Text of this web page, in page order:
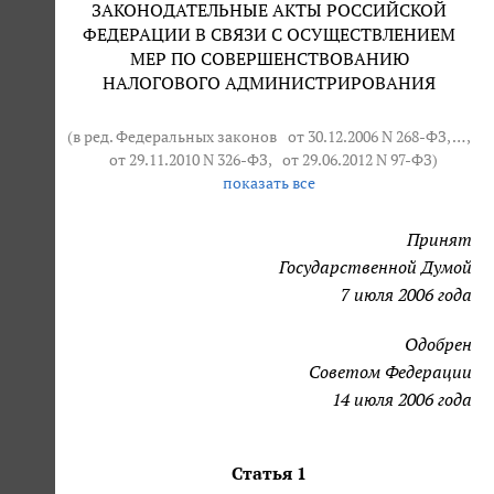
ЗАКОНОДАТЕЛЬНЫЕ АКТЫ РОССИЙСКОЙ
ФЕДЕРАЦИИ В СВЯЗИ С ОСУЩЕСТВЛЕНИЕМ
МЕР ПО СОВЕРШЕНСТВОВАНИЮ
НАЛОГОВОГО АДМИНИСТРИРОВАНИЯ
(в ред. Федеральных законов от 30.12.2006 N 268-ФЗ, … ,
от 29.11.2010 N 326-ФЗ, от 29.06.2012 N 97-ФЗ)
показать все
Принят
Государственной Думой
7 июля 2006 года
Одобрен
Советом Федерации
14 июля 2006 года
Статья 1